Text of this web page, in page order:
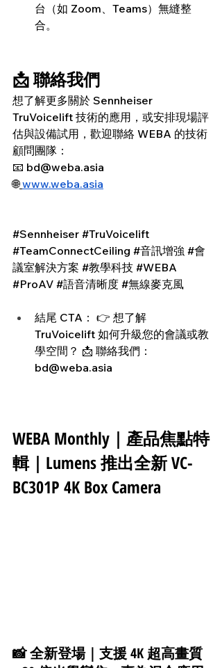
台（如 Zoom、Teams）無縫整
合。
📩 聯絡我們
想了解更多關於 Sennheiser
TruVoicelift 技術的應用，或安排現場評
估與設備試用，歡迎聯絡 WEBA 的技術
顧問團隊：
📧 bd@weba.asia
🌐 www.weba.asia
#Sennheiser #TruVoicelift
#TeamConnectCeiling #音訊增強 #會
議室解決方案 #教學科技 #WEBA
#ProAV #語音清晰度 #無線麥克風
結尾 CTA： 👉 想了解
TruVoicelift 如何升級您的會議或教
學空間？ 📩 聯絡我們：
bd@weba.asia
WEBA Monthly｜產品焦點特
輯｜Lumens 推出全新 VC-
BC301P 4K Box Camera
📸 全新登場｜支援 4K 超高畫質